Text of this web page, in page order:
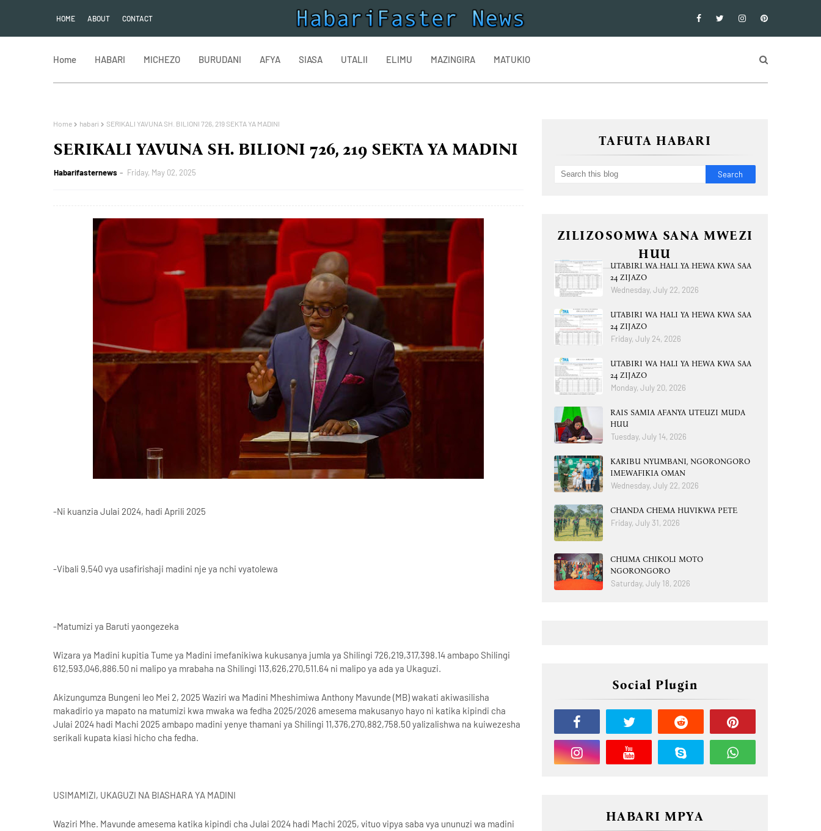
HOME ABOUT CONTACT
Home HABARI MICHEZO BURUDANI AFYA SIASA UTALII ELIMU MAZINGIRA MATUKIO
Home habari SERIKALI YAVUNA SH. BILIONI 726, 219 SEKTA YA MADINI
SERIKALI YAVUNA SH. BILIONI 726, 219 SEKTA YA MADINI
Habarifasternews Friday, May 02, 2025
-Ni kuanzia Julai 2024, hadi Aprili 2025
-Vibali 9,540 vya usafirishaji madini nje ya nchi vyatolewa
-Matumizi ya Baruti yaongezeka
Wizara ya Madini kupitia Tume ya Madini imefanikiwa kukusanya jumla ya Shilingi 726,219,317,398.14 ambapo Shilingi
612,593,046,886.50 ni malipo ya mrabaha na Shilingi 113,626,270,511.64 ni malipo ya ada ya Ukaguzi.
Akizungumza Bungeni leo Mei 2, 2025 Waziri wa Madini Mheshimiwa Anthony Mavunde (MB) wakati akiwasilisha
makadirio ya mapato na matumizi kwa mwaka wa fedha 2025/2026 amesema makusanyo hayo ni katika kipindi cha
Julai 2024 hadi Machi 2025 ambapo madini yenye thamani ya Shilingi 11,376,270,882,758.50 yalizalishwa na kuiwezesha
serikali kupata kiasi hicho cha fedha.
USIMAMIZI, UKAGUZI NA BIASHARA YA MADINI
Waziri Mhe. Mavunde amesema katika kipindi cha Julai 2024 hadi Machi 2025, vituo vipya saba vya ununuzi wa madini
TAFUTA HABARI
ZILIZOSOMWA SANA MWEZI
HUU
UTABIRI WA HALI YA HEWA KWA SAA
24 ZIJAZO
Wednesday, July 22, 2026
UTABIRI WA HALI YA HEWA KWA SAA
24 ZIJAZO
Friday, July 24, 2026
UTABIRI WA HALI YA HEWA KWA SAA
24 ZIJAZO
Monday, July 20, 2026
RAIS SAMIA AFANYA UTEUZI MUDA
HUU
Tuesday, July 14, 2026
KARIBU NYUMBANI, NGORONGORO
IMEWAFIKIA OMAN
Wednesday, July 22, 2026
CHANDA CHEMA HUVIKWA PETE
Friday, July 31, 2026
CHUMA CHIKOLI MOTO
NGORONGORO
Saturday, July 18, 2026
Social Plugin
HABARI MPYA